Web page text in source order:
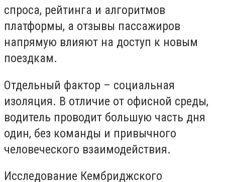
спроса, рейтинга и алгоритмов
платформы, а отзывы пассажиров
напрямую влияют на доступ к новым
поездкам.
Отдельный фактор – социальная
изоляция. В отличие от офисной среды,
водитель проводит большую часть дня
один, без команды и привычного
человеческого взаимодействия.
Исследование Кембриджского